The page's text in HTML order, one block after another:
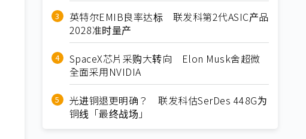
英特尔EMIB良率达标 联发科第2代ASIC产品
2028准时量产
SpaceX芯片采购大转向 Elon Musk舍超微
全面采用NVIDIA
光进铜退更明确？ 联发科估SerDes 448G为
铜线「最终战场」